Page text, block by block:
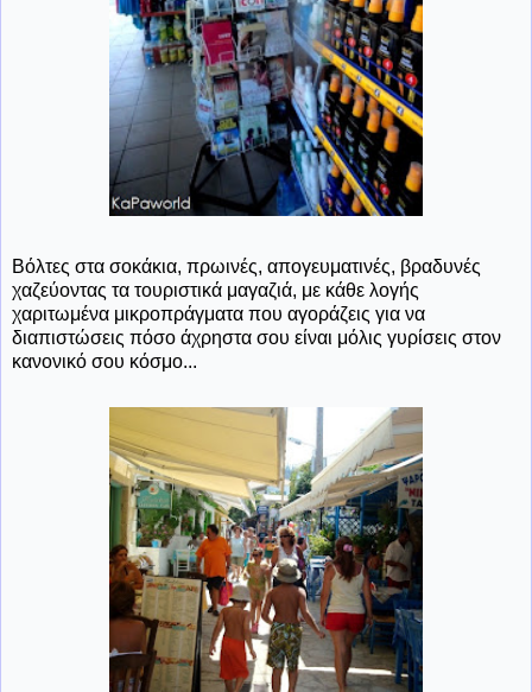
Βόλτες στα σοκάκια, πρωινές, απογευματινές, βραδυνές
χαζεύοντας τα τουριστικά μαγαζιά, με κάθε λογής
χαριτωμένα μικροπράγματα που αγοράζεις για να
διαπιστώσεις πόσο άχρηστα σου είναι μόλις γυρίσεις στον
κανονικό σου κόσμο...